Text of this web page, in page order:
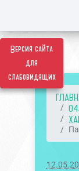
Версия сайта
для
слабовидящих